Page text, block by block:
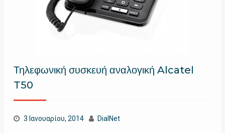
Τηλεφωνική συσκευή αναλογική Alcatel
T50
3 Ιανουαρίου, 2014 DialNet